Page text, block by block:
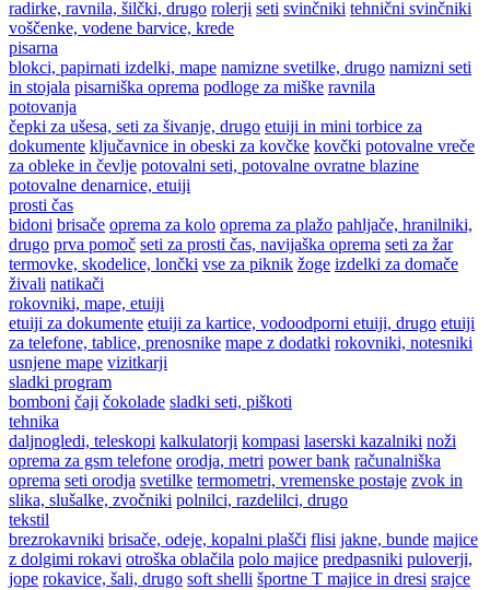
radirke, ravnila, šilčki, drugo rolerji seti svinčniki tehnični svinčniki
voščenke, vodene barvice, krede
pisarna
blokci, papirnati izdelki, mape namizne svetilke, drugo namizni seti
in stojala pisarniška oprema podloge za miške ravnila
potovanja
čepki za ušesa, seti za šivanje, drugo etuiji in mini torbice za
dokumente ključavnice in obeski za kovčke kovčki potovalne vreče
za obleke in čevlje potovalni seti, potovalne ovratne blazine
potovalne denarnice, etuiji
prosti čas
bidoni brisače oprema za kolo oprema za plažo pahljače, hranilniki,
drugo prva pomoč seti za prosti čas, navijaška oprema seti za žar
termovke, skodelice, lončki vse za piknik žoge izdelki za domače
živali natikači
rokovniki, mape, etuiji
etuiji za dokumente etuiji za kartice, vodoodporni etuiji, drugo etuiji
za telefone, tablice, prenosnike mape z dodatki rokovniki, notesniki
usnjene mape vizitkarji
sladki program
bomboni čaji čokolade sladki seti, piškoti
tehnika
daljnogledi, teleskopi kalkulatorji kompasi laserski kazalniki noži
oprema za gsm telefone orodja, metri power bank računalniška
oprema seti orodja svetilke termometri, vremenske postaje zvok in
slika, slušalke, zvočniki polnilci, razdelilci, drugo
tekstil
brezrokavniki brisače, odeje, kopalni plašči flisi jakne, bunde majice
z dolgimi rokavi otroška oblačila polo majice predpasniki puloverji,
jope rokavice, šali, drugo soft shelli športne T majice in dresi srajce